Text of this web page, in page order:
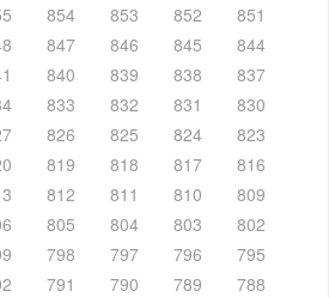
854 853 852
851
847 846 845
844
840 839 838
837
833 832 831
830
826 825 824
823
819 818 817
816
812 811 810
809
805 804 803
802
798 797 796
795
791 790 789
788